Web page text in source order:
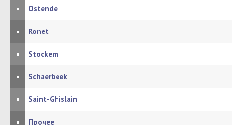
• Ostende
• Ronet
• Stockem
• Schaerbeek
• Saint-Ghislain
• Прочее